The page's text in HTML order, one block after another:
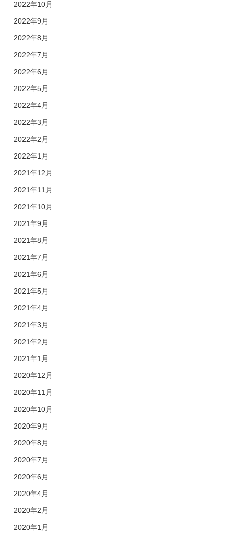
2022年10月
2022年9月
2022年8月
2022年7月
2022年6月
2022年5月
2022年4月
2022年3月
2022年2月
2022年1月
2021年12月
2021年11月
2021年10月
2021年9月
2021年8月
2021年7月
2021年6月
2021年5月
2021年4月
2021年3月
2021年2月
2021年1月
2020年12月
2020年11月
2020年10月
2020年9月
2020年8月
2020年7月
2020年6月
2020年4月
2020年2月
2020年1月